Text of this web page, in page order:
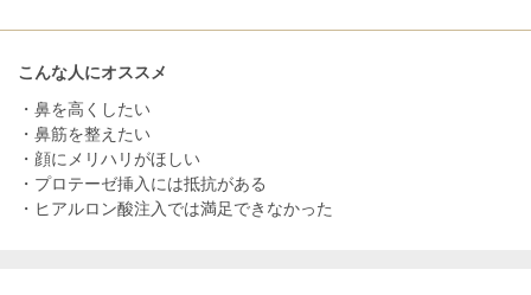
こんな人にオススメ
・鼻を高くしたい
・鼻筋を整えたい
・顔にメリハリがほしい
・プロテーゼ挿入には抵抗がある
・ヒアルロン酸注入では満足できなかった